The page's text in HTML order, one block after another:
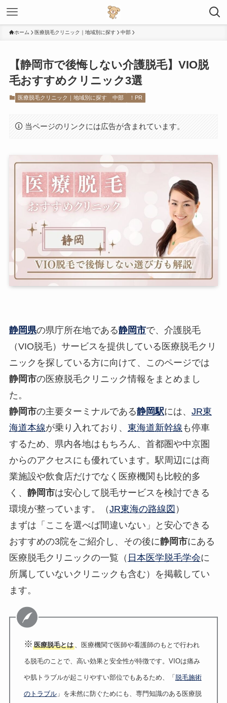
ホーム 医療脱毛クリニック｜地域別に探す 中部
【静岡市で後悔しない介護脱毛】VIO脱
毛おすすめクリニック3選
医療脱毛クリニック｜地域別に探す 中部 ！PR
当ページのリンクには広告が含まれています。
静岡県の県庁所在地である静岡市で、介護脱毛
（VIO脱毛）サービスを提供している医療脱毛クリ
ニックを探している方に向けて、このページでは
静岡市の医療脱毛クリニック情報をまとめまし
た。
静岡市の主要ターミナルである静岡駅には、 JR東
海道本線が乗り入れており、 東海道新幹線 も停車
するため、県内各地はもちろん、首都圏や中京圏
からのアクセスにも優れています。駅周辺には商
業施設や飲食店だけでなく医療機関も比較的多
く、 静岡市は安心して脱毛サービスを検討できる
環境が整っています。（JR東海の路線図 ）
まずは「ここを選べば間違いない」と安心できる
おすすめの3院をご紹介し、その後に静岡市にある
医療脱毛クリニックの一覧（ 日本医学脱毛学会に
所属していないクリニックも含む）を掲載してい
ます。
※ 医療脱毛とは、医療機関で医師や看護師のもとで行われ
る脱毛のことで、高い効果と安全性が特徴です。VIOは痛み
や肌トラブルが起こりやすい部位でもあるため、「 脱毛施術
のトラブル」を未然に防ぐためにも、専門知識のある医療脱